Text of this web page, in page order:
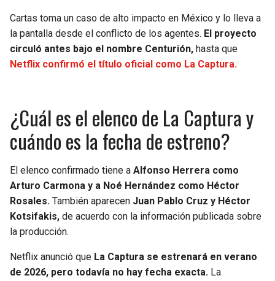
Cartas toma un caso de alto impacto en México y lo lleva a
la pantalla desde el conflicto de los agentes. El proyecto
circuló antes bajo el nombre Centurión, hasta que
Netflix confirmó el título oficial como La Captura.
¿Cuál es el elenco de La Captura y
cuándo es la fecha de estreno?
El elenco confirmado tiene a Alfonso Herrera como
Arturo Carmona y a Noé Hernández como Héctor
Rosales. También aparecen Juan Pablo Cruz y Héctor
Kotsifakis, de acuerdo con la información publicada sobre
la producción.
Netflix anunció que La Captura se estrenará en verano
de 2026, pero todavía no hay fecha exacta. La